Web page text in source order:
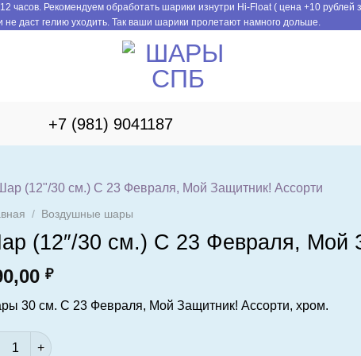
часов. Рекомендуем обработать шарики изнутри Hi-Float ( цена +10
даст гелию уходить. Так ваши шарики пролетают намного дольше.
+7 (981) 9041187
/ Воздушные шары
(12″/30 см.) С 23 Февраля, Мой
₽
30 см. С 23 Февраля, Мой Защитник! Ассорти, хром.
товара Шар (12"/30 см.) С 23 Февраля, Мой Защитник!